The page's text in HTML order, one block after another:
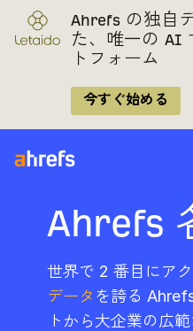
Ahrefs の独自
た、唯一の AI
トフォーム
今すぐ始める
Ahrefs
世界で 2 番目にア
データ を誇る
トから大企業の広